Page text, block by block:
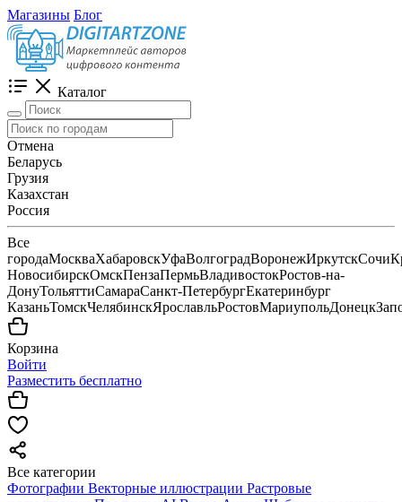
Магазины Блог
Каталог
Отмена
Беларусь
Грузия
Казахстан
Россия
Все
городаМоскваХабаровскУфаВолгоградВоронежИркутскСочи
НовосибирскОмскПензаПермьВладивостокРостов-на-
ДонуТольяттиСамараСанкт-ПетербургЕкатеринбург
КазаньТомскЧелябинскЯрославльРостовМариупольДонецк
Корзина
Войти
Разместить бесплатно
Все категории
Фотографии Векторные иллюстрации Растровые